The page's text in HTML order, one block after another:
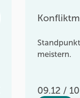
meistern.
09.12 /